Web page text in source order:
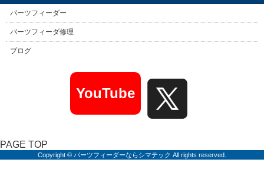
パーツフィーダー
パーツフィーダ修理
ブログ
YouTube
PAGE TOP
Copyright © パーツフィーダーならシマテック All rights reserved.